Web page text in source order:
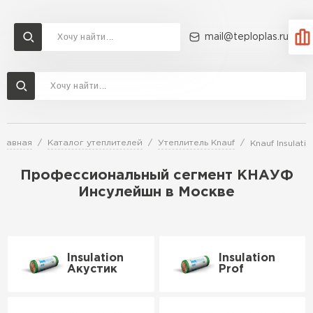
mail@teploplas.ru
Каталог утеплителей Утеплитель Knauf Knauf
Профессиональный сегмент КНАУФ
Инсулейшн в Москве
Insulation
Акустик
Insulation
Prof
Доставка и оплата
Утеплитель Ветонит
Утеплитель Технониколь
Утеплитель Rockwool
Утеплитель Пеноплекс